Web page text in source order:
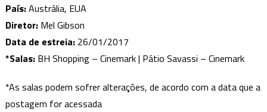
País:Austrália, EUA
Diretor:Mel Gibson
Data de estreia:26/01/2017
*Salas: BH Shopping – Cinemark | Pátio Savassi – Cinemark
*As salas podem sofrer alterações, de acordo com a data que a
postagem for acessada